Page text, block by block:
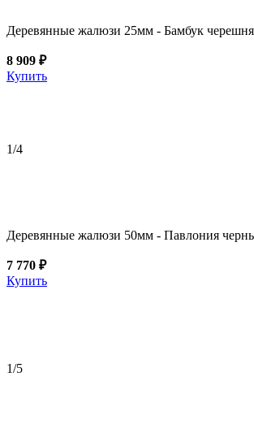
Деревянные жалюзи 25мм - Бамбук черешня
8 909 ₽
Купить
1/4
Деревянные жалюзи 50мм - Павлония
7 770 ₽
Купить
1/5